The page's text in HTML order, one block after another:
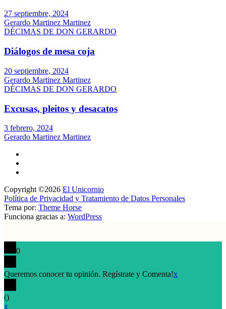
27 septiembre, 2024
Gerardo Martinez Martinez
DÉCIMAS DE DON GERARDO
Diálogos de mesa coja
20 septiembre, 2024
Gerardo Martinez Martinez
DÉCIMAS DE DON GERARDO
Excusas, pleitos y desacatos
3 febrero, 2024
Gerardo Martinez Martinez
Copyright ©2026 El Unicornio
Política de Privacidad y Tratamiento de Datos Personales
Tema por: Theme Horse
Funciona gracias a: WordPress
0
Queremos conocer tu opinión. Regístrate y Comenta!x
()
x